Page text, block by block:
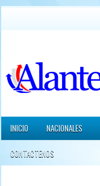
INICIO NACIONALES
CONTACTENOS